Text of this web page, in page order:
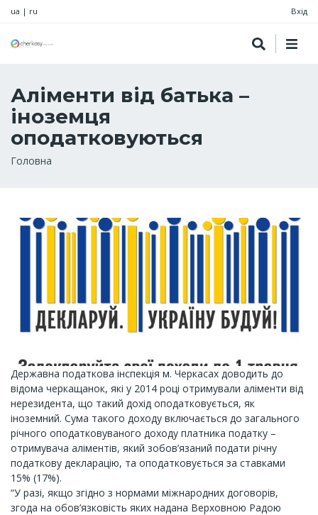
ua | ru Вхід
Аліменти від батька –
іноземця
оподатковуються
Рядок
Головна
Державна податкова інспекція м. Черкасах доводить до
відома черкащанок, які у 2014 році отримували аліменти від
нерезидента, що такий дохід оподатковується, як
іноземний. Сума такого доходу включається до загального
річного оподатковуваного доходу платника податку –
отримувача аліментів, який зобов’язаний подати річну
податкову декларацію, та оподатковується за ставками
15% (17%).
“У разі, якщо згідно з нормами міжнародних договорів,
згода на обов’язковість яких надана Верховною Радою